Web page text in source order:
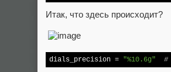
Итак, что здесь происходит?
dials_precision = "%10.6g" #